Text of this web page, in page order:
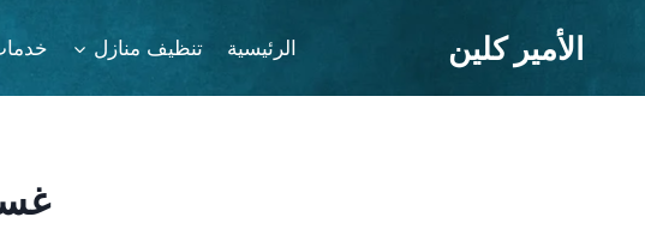
الأمير كلين الرئيسية تنظيف منازل